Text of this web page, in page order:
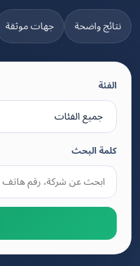
واضحة جهات موثقة
كلمة البحث